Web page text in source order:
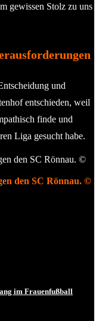
gewissen Stolz zu uns
und
entschieden, weil
finde und
Liga gesucht habe.
den SC Rönnau. ©
im Frauenfußball